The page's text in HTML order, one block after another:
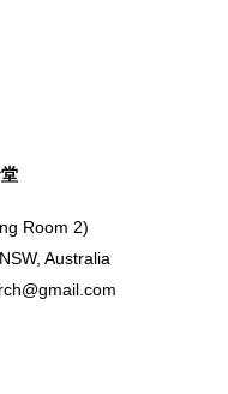
Room 2)
Australia